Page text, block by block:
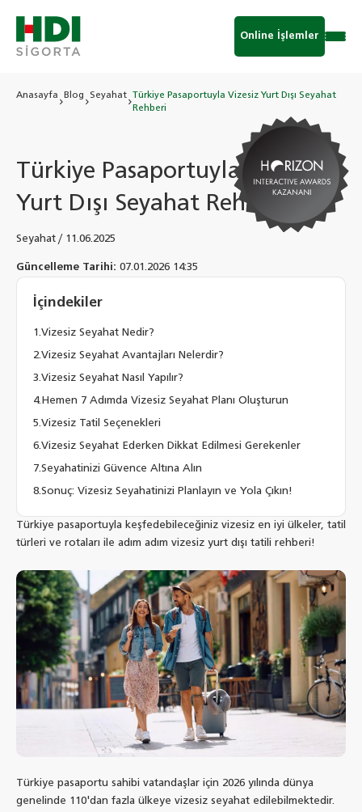
Online İşlemler
Anasayfa Blog Seyahat
Türkiye Pasaportuyla Vizesiz Yurt Dışı Seyahat
Rehberi
Türkiye Pasaportuyla Vizesiz
Yurt Dışı Seyahat Rehberi
Seyahat / 11.06.2025
Güncelleme Tarihi: 07.01.2026 14:35
Türkiye pasaportuyla keşfedebileceğiniz vizesiz en iyi ülkeler, tatil
türleri ve rotaları ile adım adım vizesiz yurt dışı tatili rehberi!
Türkiye pasaportu sahibi vatandaşlar için 2026 yılında dünya
genelinde 110'dan fazla ülkeye vizesiz seyahat edilebilmektedir.
İçindekiler
Vizesiz Seyahat Nedir?
Vizesiz Seyahat Avantajları Nelerdir?
Vizesiz Seyahat Nasıl Yapılır?
Hemen 7 Adımda Vizesiz Seyahat Planı Oluşturun
Vizesiz Tatil Seçenekleri
Vizesiz Seyahat Ederken Dikkat Edilmesi Gerekenler
Seyahatinizi Güvence Altına Alın
Sonuç: Vizesiz Seyahatinizi Planlayın ve Yola Çıkın!